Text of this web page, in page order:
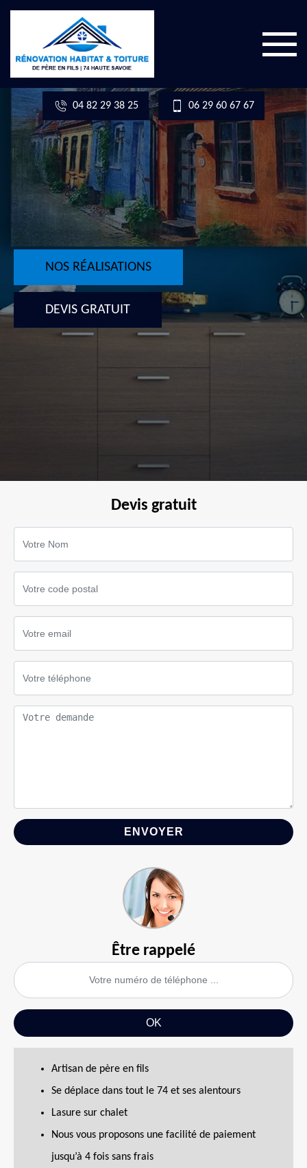
04 82 29 38 25 06 29 60 67 67
NOS RÉALISATIONS
DEVIS GRATUIT
Devis gratuit
Être rappelé
Artisan de père en fils
Se déplace dans tout le 74 et ses alentours
Lasure sur chalet
Nous vous proposons une facilité de paiement
jusqu’à 4 fois sans frais